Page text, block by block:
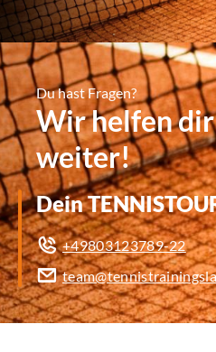
Du hast Fragen?
Wir helfen
weiter!
Dein
+49803123789-22